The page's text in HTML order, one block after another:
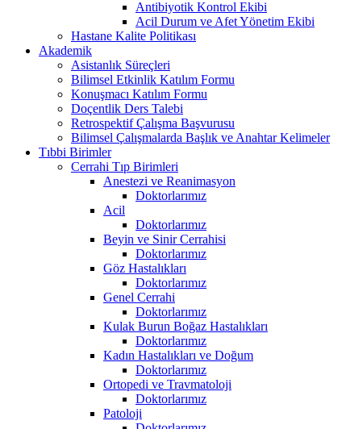
Antibiyotik Kontrol Ekibi
Acil Durum ve Afet Yönetim Ekibi
Hastane Kalite Politikası
Akademik
Asistanlık Süreçleri
Bilimsel Etkinlik Katılım Formu
Konuşmacı Katılım Formu
Doçentlik Ders Talebi
Retrospektif Çalışma Başvurusu
Bilimsel Çalışmalarda Başlık ve Anahtar Kelimeler
Tıbbi Birimler
Cerrahi Tıp Birimleri
Anestezi ve Reanimasyon
Doktorlarımız
Acil
Doktorlarımız
Beyin ve Sinir Cerrahisi
Doktorlarımız
Göz Hastalıkları
Doktorlarımız
Genel Cerrahi
Doktorlarımız
Kulak Burun Boğaz Hastalıkları
Doktorlarımız
Kadın Hastalıkları ve Doğum
Doktorlarımız
Ortopedi ve Travmatoloji
Doktorlarımız
Patoloji